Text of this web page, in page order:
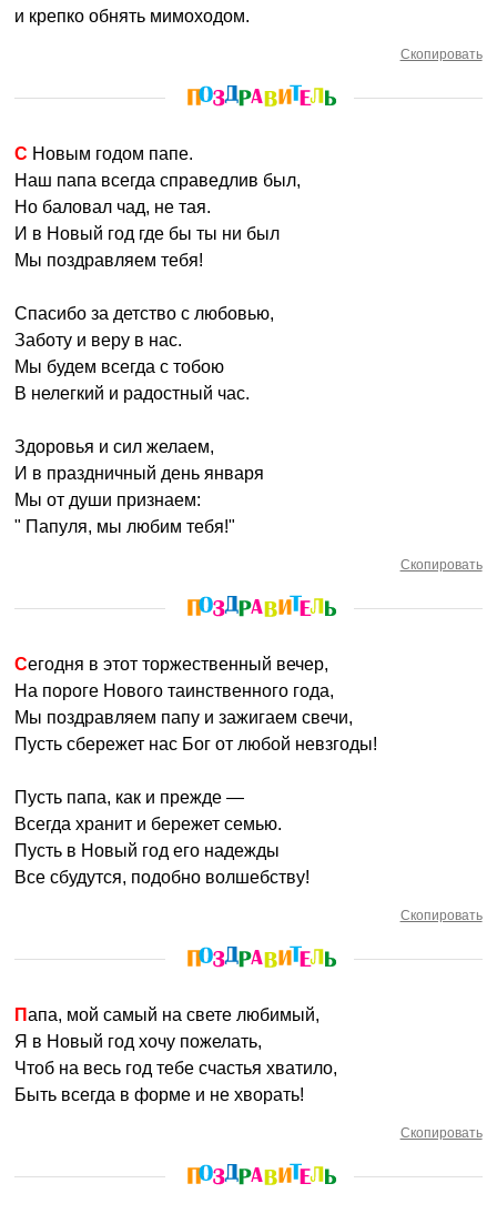
и крепко обнять мимоходом.
Скопировать
С Новым годом папе.
Наш папа всегда справедлив был,
Но баловал чад, не тая.
И в Новый год где бы ты ни был
Мы поздравляем тебя!
Спасибо за детство с любовью,
Заботу и веру в нас.
Мы будем всегда с тобою
В нелегкий и радостный час.
Здоровья и сил желаем,
И в праздничный день января
Мы от души признаем:
" Папуля, мы любим тебя!"
Скопировать
Сегодня в этот торжественный вечер,
На пороге Нового таинственного года,
Мы поздравляем папу и зажигаем свечи,
Пусть сбережет нас Бог от любой невзгоды!
Пусть папа, как и прежде —
Всегда хранит и бережет семью.
Пусть в Новый год его надежды
Все сбудутся, подобно волшебству!
Скопировать
Папа, мой самый на свете любимый,
Я в Новый год хочу пожелать,
Чтоб на весь год тебе счастья хватило,
Быть всегда в форме и не хворать!
Скопировать